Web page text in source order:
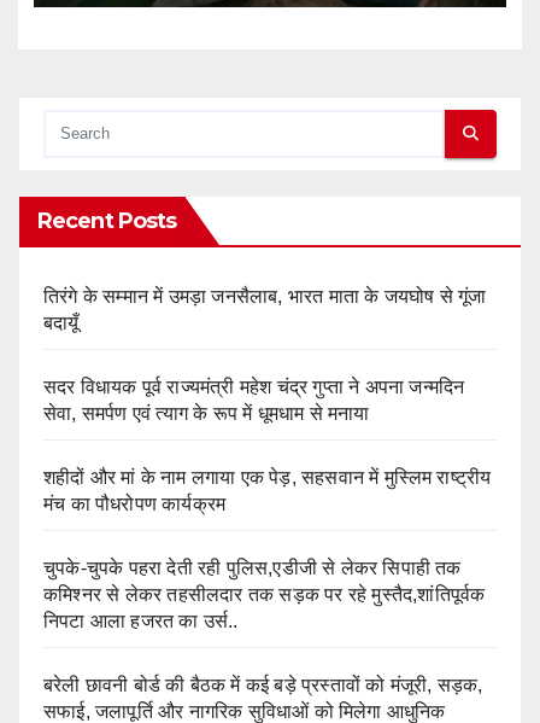
Recent Posts
तिरंगे के सम्मान में उमड़ा जनसैलाब, भारत माता के जयघोष से गूंजा
बदायूँ
सदर विधायक पूर्व राज्यमंत्री महेश चंद्र गुप्ता ने अपना जन्मदिन
सेवा, समर्पण एवं त्याग के रूप में धूमधाम से मनाया
शहीदों और मां के नाम लगाया एक पेड़, सहसवान में मुस्लिम राष्ट्रीय
मंच का पौधरोपण कार्यक्रम
चुपके-चुपके पहरा देती रही पुलिस,एडीजी से लेकर सिपाही तक
कमिश्नर से लेकर तहसीलदार तक सड़क पर रहे मुस्तैद,शांतिपूर्वक
निपटा आला हजरत का उर्स..
बरेली छावनी बोर्ड की बैठक में कई बड़े प्रस्तावों को मंजूरी, सड़क,
सफाई, जलापूर्ति और नागरिक सुविधाओं को मिलेगा आधुनिक